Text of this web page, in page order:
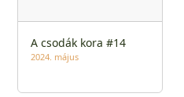
A csodák kora #14
2024. május